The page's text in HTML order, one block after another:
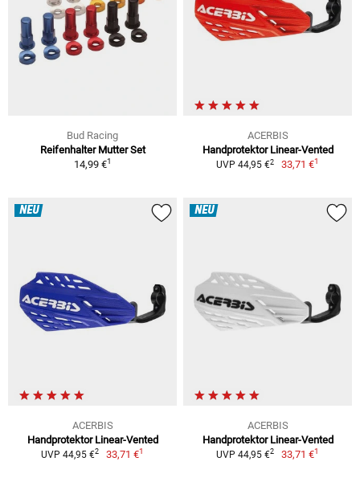
Bud Racing
Reifenhalter Mutter Set
14,99 €1
ACERBIS
Handprotektor Linear-Vented
UVP 44,95 €2 33,71 €1
NEU
ACERBIS
Handprotektor Linear-Vented
UVP 44,95 €2 33,71 €1
NEU
ACERBIS
Handprotektor Linear-Vented
UVP 44,95 €2 33,71 €1